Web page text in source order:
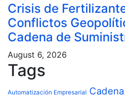
Crisis de
Conflictos
Cadena de
August 6, 2026
Tags
Automatización Empresarial